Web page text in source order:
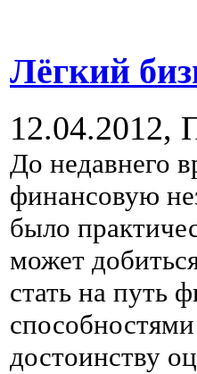
Лёгкий
12.04.2012,
До недавнего
финансовую
было
может
стать на путь
достоинству